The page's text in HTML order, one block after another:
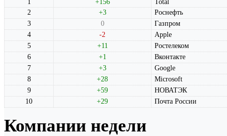
1
+156
Total
2
+3
Роснефть
3
0
Газпром
4
-2
Apple
5
+11
Ростелеком
6
+1
Вконтакте
7
+3
Google
8
+28
Microsoft
9
+59
НОВАТЭК
10
+29 Почта России
Компании недели